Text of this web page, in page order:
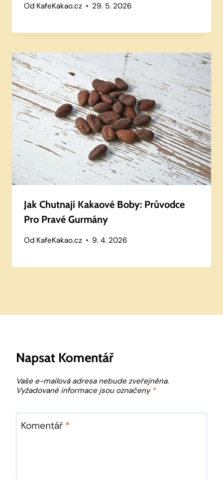
Od KafeKakao.cz 29. 5. 2026
Jak Chutnají Kakaové Boby: Průvodce
Pro Pravé Gurmány
Od KafeKakao.cz 9. 4. 2026
Napsat Komentář
Vaše e-mailová adresa nebude zveřejněna.
Vyžadované informace jsou označeny *
Komentář *